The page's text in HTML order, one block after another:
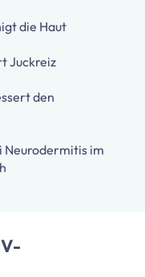
die Haut
Juckreiz
den
Neurodermitis im